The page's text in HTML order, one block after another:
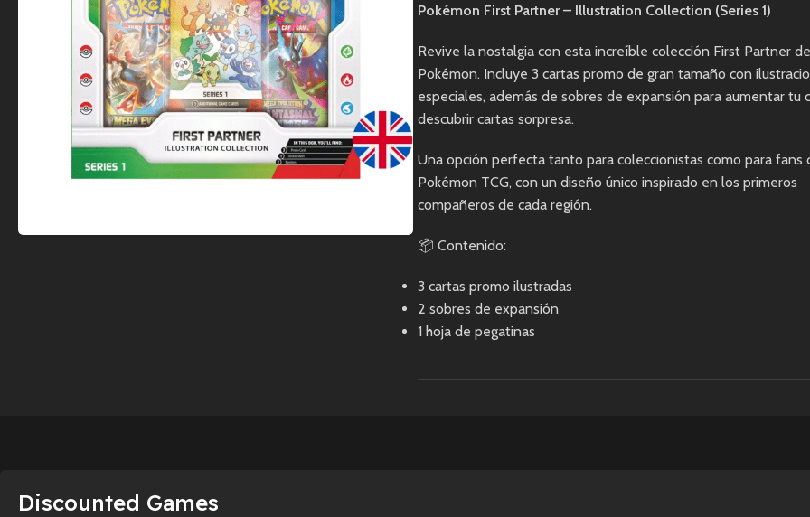
Pokémon First Partner – Illustration Collection (Series 1)
Revive la nostalgia con esta increíble colección First Partner de
Pokémon. Incluye 3 cartas promo de gran tamaño con
especiales, además de sobres de expansión para aumentar tu
descubrir cartas sorpresa.
Una opción perfecta tanto para coleccionistas como para fans
Pokémon TCG, con un diseño único inspirado en los primeros
compañeros de cada región.
📦 Contenido:
3 cartas promo ilustradas
2 sobres de expansión
1 hoja de pegatinas
Discounted Games